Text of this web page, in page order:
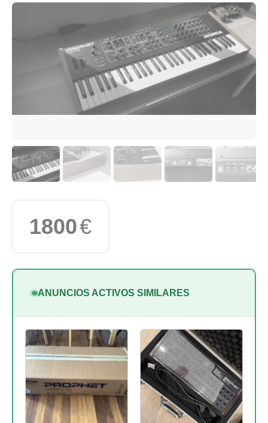
1800€
ANUNCIOS ACTIVOS SIMILARES